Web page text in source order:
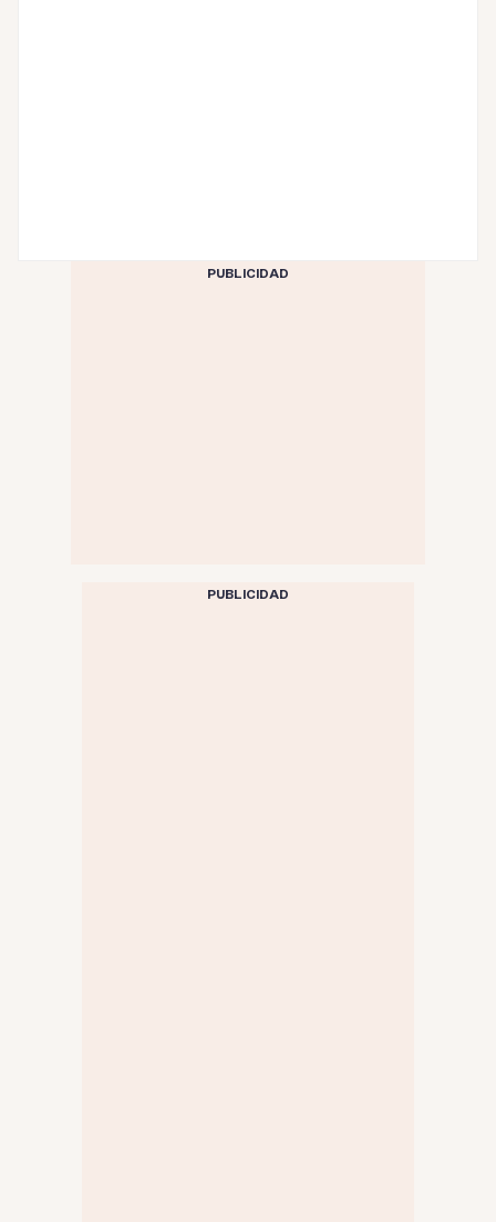
PUBLICIDAD
PUBLICIDAD